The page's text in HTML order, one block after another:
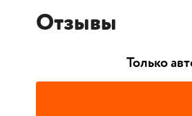
Отзывы
Только